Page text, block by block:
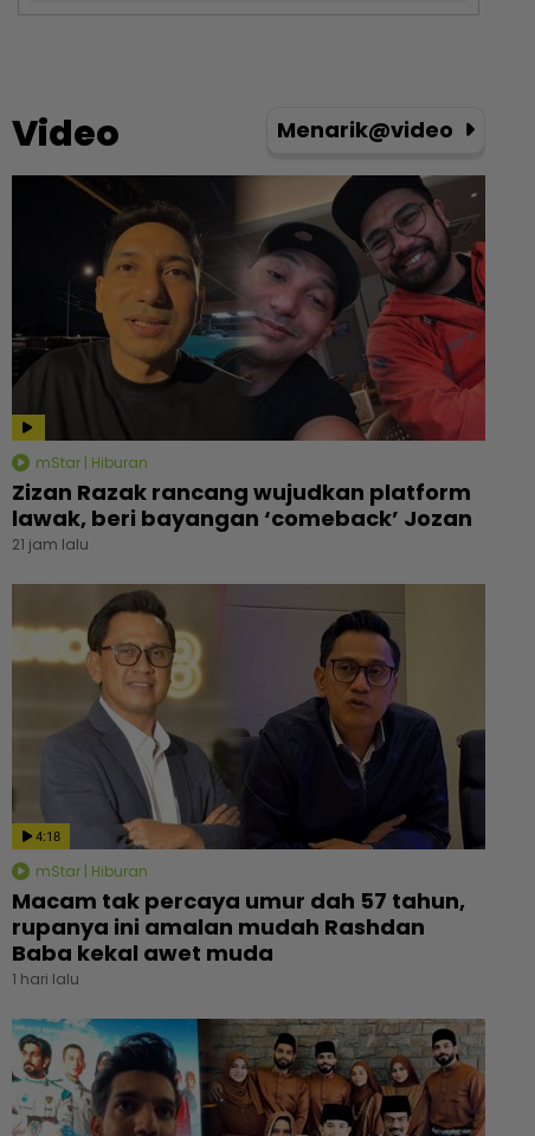
Video Menarik@video
mStar | Hiburan
Zizan Razak rancang wujudkan platform
lawak, beri bayangan ‘comeback’ Jozan
21 jam lalu
4:18
mStar | Hiburan
Macam tak percaya umur dah 57 tahun,
rupanya ini amalan mudah Rashdan
Baba kekal awet muda
1 hari lalu